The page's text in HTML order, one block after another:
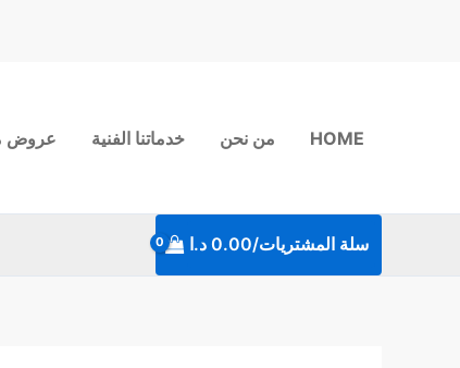
HOME من نحن خدماتنا الفنية عروض
سلة المشتريات/0.00 د.ا